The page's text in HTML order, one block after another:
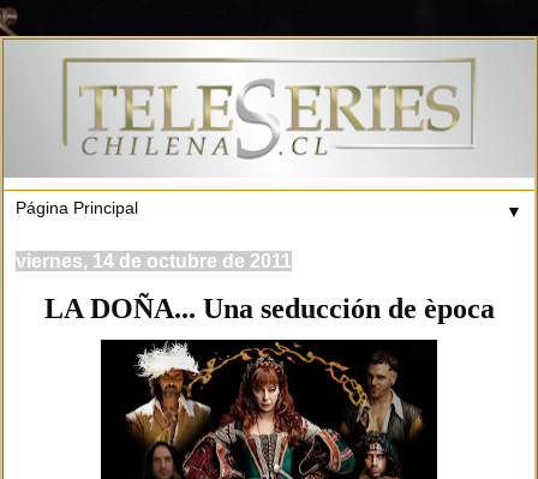
▼
viernes, 14 de octubre de 2011
LA DOÑA... Una seducción de època